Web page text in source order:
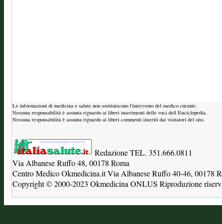
Le informazioni di medicina e salute non sostituiscono l'intervento del medico curante.
Nessuna responsabilità è assunta riguardo ai liberi inserimenti delle voci dell Enciclopedia.
Nessuna responsabilità è assunta riguardo ai liberi commenti inseriti dai visitatori del sito.
Redazione TEL. 351.666.0811
Via Albanese Ruffo 48, 00178 Roma
Centro Medico Okmedicina.it Via Albanese Ruffo 40-46, 00178
Copyright © 2000-2023 Okmedicina ONLUS Riproduzione